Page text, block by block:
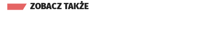
ZOBACZ TAKŻE